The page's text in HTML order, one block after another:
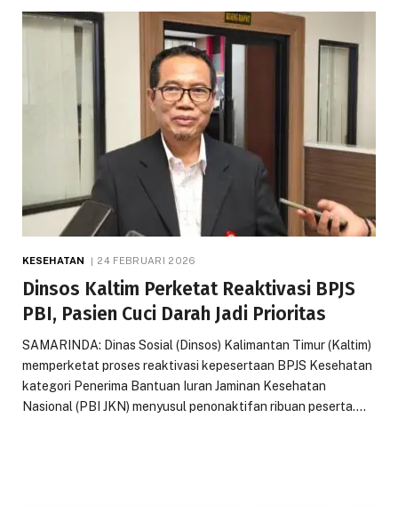
KESEHATAN 24 FEBRUARI 2026
Dinsos Kaltim Perketat Reaktivasi BPJS
PBI, Pasien Cuci Darah Jadi Prioritas
SAMARINDA: Dinas Sosial (Dinsos) Kalimantan Timur (Kaltim)
memperketat proses reaktivasi kepesertaan BPJS Kesehatan
kategori Penerima Bantuan Iuran Jaminan Kesehatan
Nasional (PBI JKN) menyusul penonaktifan ribuan peserta.…